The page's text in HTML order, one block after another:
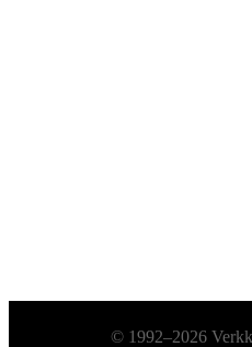
Alatunniste© 1992–2026